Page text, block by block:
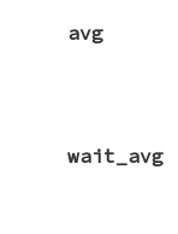
avg
wait_avg